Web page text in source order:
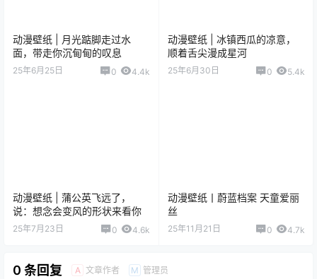
动漫壁纸 | 月光踮脚走过水
面，带走你沉甸甸的叹息
25年6月25日 0 4.4k
动漫壁纸 | 冰镇西瓜的凉意，
顺着舌尖漫成星河
25年6月30日 0 5.4k
动漫壁纸 | 蒲公英飞远了，
说：想念会变风的形状来看你
25年7月23日 0 4.6k
动漫壁纸丨蔚蓝档案 天童爱丽
丝
25年11月21日 0 4.7k
0 条回复 A 文章作者 M 管理员